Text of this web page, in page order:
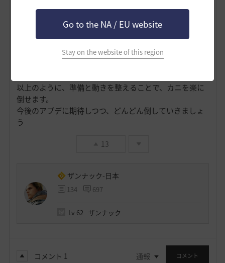
Go to the NA / EU website
Stay on the website of this region
以上のように、準備と動きを整えることで、カニを楽に
倒せます。
今後のアプデに期待しつつ、どんどん倒していきましょ
う
13
ザンナック-日本
134 697
Lv 62 ザンナック
コメント 1 通報 コメント